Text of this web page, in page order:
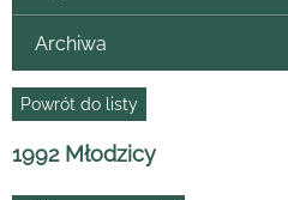
Archiwa
Powrót do listy
1992 Młodzicy